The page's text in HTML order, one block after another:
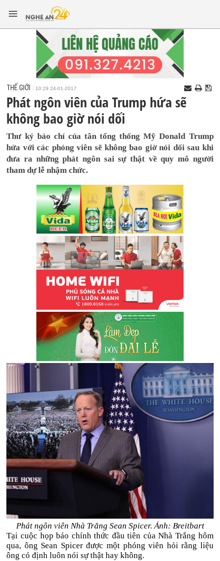
THẾ GIỚI 10:29 24-01-2017
Phát ngôn viên của Trump hứa sẽ
không bao giờ nói dối
Thư ký báo chí của tân tổng thống Mỹ Donald Trump
hứa với các phóng viên sẽ không bao giờ nói dối sau khi
đưa ra những phát ngôn sai sự thật về quy mô người
tham dự lễ nhậm chức.
Phát ngôn viên Nhà Trắng Sean Spicer. Ảnh: Breitbart
Tại cuộc họp báo chính thức đầu tiên của Nhà Trắng hôm
qua, ông Sean Spicer được một phóng viên hỏi rằng liệu
ông có định luôn nói sự thật hay không.